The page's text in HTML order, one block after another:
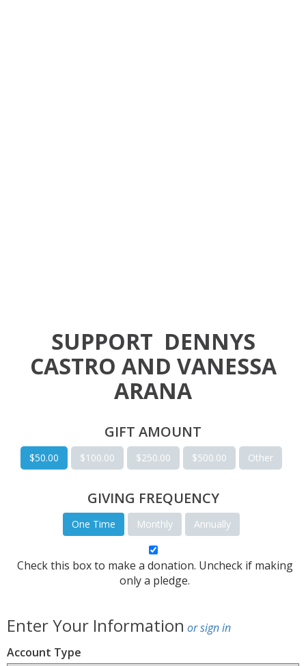
SUPPORT DENNYS
CASTRO AND VANESSA
ARANA
GIFT AMOUNT
$50.00 $100.00 $250.00 $500.00 Other
GIVING FREQUENCY
One Time Monthly Annually
Check this box to make a donation. Uncheck if making
only a pledge.
Enter Your Information or sign in
Account Type